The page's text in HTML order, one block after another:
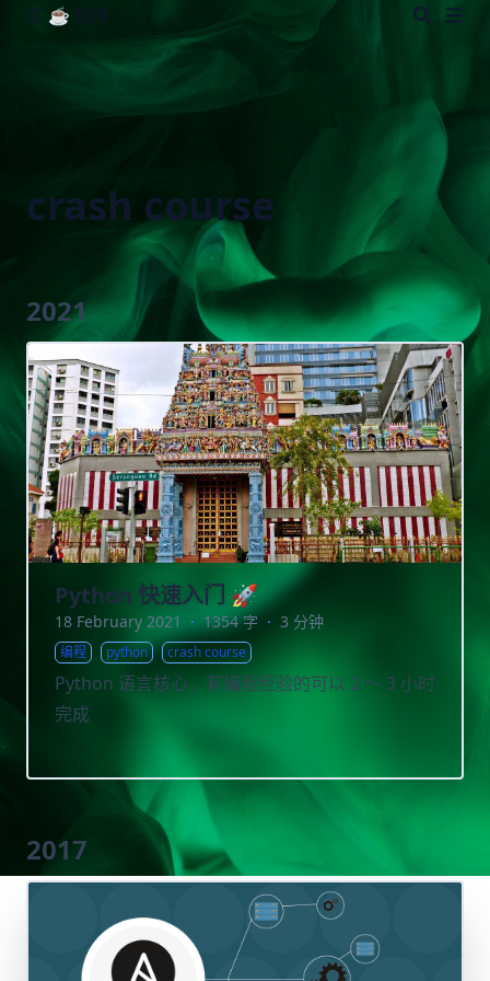
茶 ☕️ 咖啡
crash course
2021
Python 快速入门 🚀
18 February 2021 · 1354 字 · 3 分钟
编程 python crash course
Python 语言核心，有编程经验的可以 2 ～ 3 小时
完成
2017